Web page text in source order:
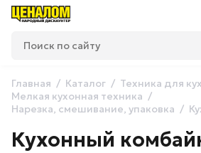
Главная Каталог
Техника для
Мелкая кухонная техника
Нарезка, смешивание, упаковка
Кухонный